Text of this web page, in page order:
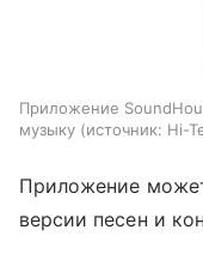
Приложение
музыку
источник: Hi-
Приложение
версии песен и